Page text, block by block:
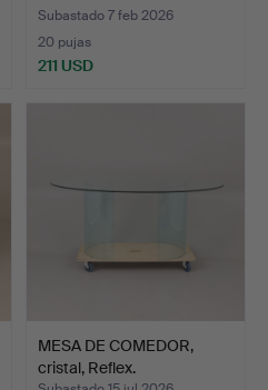
Subastado 7 feb 2026
20 pujas
211 USD
MESA DE COMEDOR,
cristal, Reflex.